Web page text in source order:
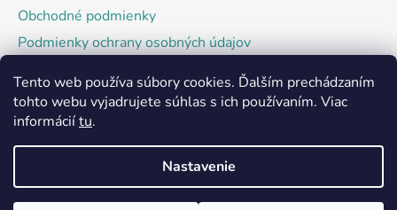
Tento web používa súbory cookies. Ďalším prechádzaním
tohto webu vyjadrujete súhlas s ich používaním. Viac
informáciítu.
Nastavenie
Obchodné podmienky
Podmienky ochrany osobných údajov
Facebook